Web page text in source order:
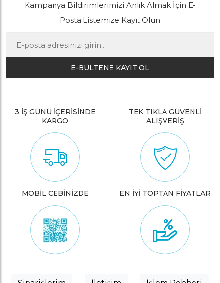
Kampanya Bildirimlerimizi Anlık Almak İçin E-
Posta Listemize Kayıt Olun
E-BÜLTENE KAYIT OL
3 İŞ GÜNÜ İÇERİSİNDE
KARGO
TEK TIKLA GÜVENLİ
ALIŞVERİŞ
MOBİL CEBİNİZDE EN İYİ TOPTAN FİYATLAR